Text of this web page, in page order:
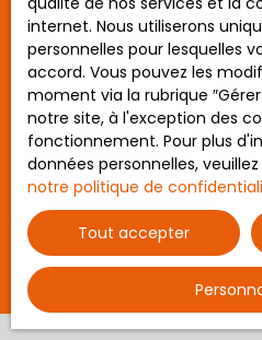
Vendu
BRETEIL Maison/
avec jardin privatif de
ouest et garage
10168 5 pièces
Breteil 35160
AG IMMOBILIER
(ACHAT/VENTE) BRETEIL
appartement est déjà
vous aussi vous avez un
plus, contactez nous !
internet. Nous utiliserons
personnelles pour lesquelles
accord. Vous pouvez les
moment via la rubrique
notre site, à l'exception des
fonctionnement. Pour plus
données personnelles,
notre politique de
Tout accepter